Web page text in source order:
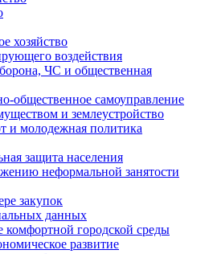
хозяйство
воздействия
ЧС и общественная
общественное самоуправление
и землеустройство
и молодежная политика
защита населения
неформальной занятости
закупок
данных
городской среды
развитие